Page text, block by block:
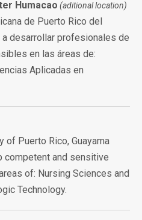
Humacao (aditional location)
de Puerto Rico del
a desarrollar profesionales de
en las áreas de:
Aplicadas en
of Puerto Rico, Guayama
competent and sensitive
of: Nursing Sciences and
Technology.